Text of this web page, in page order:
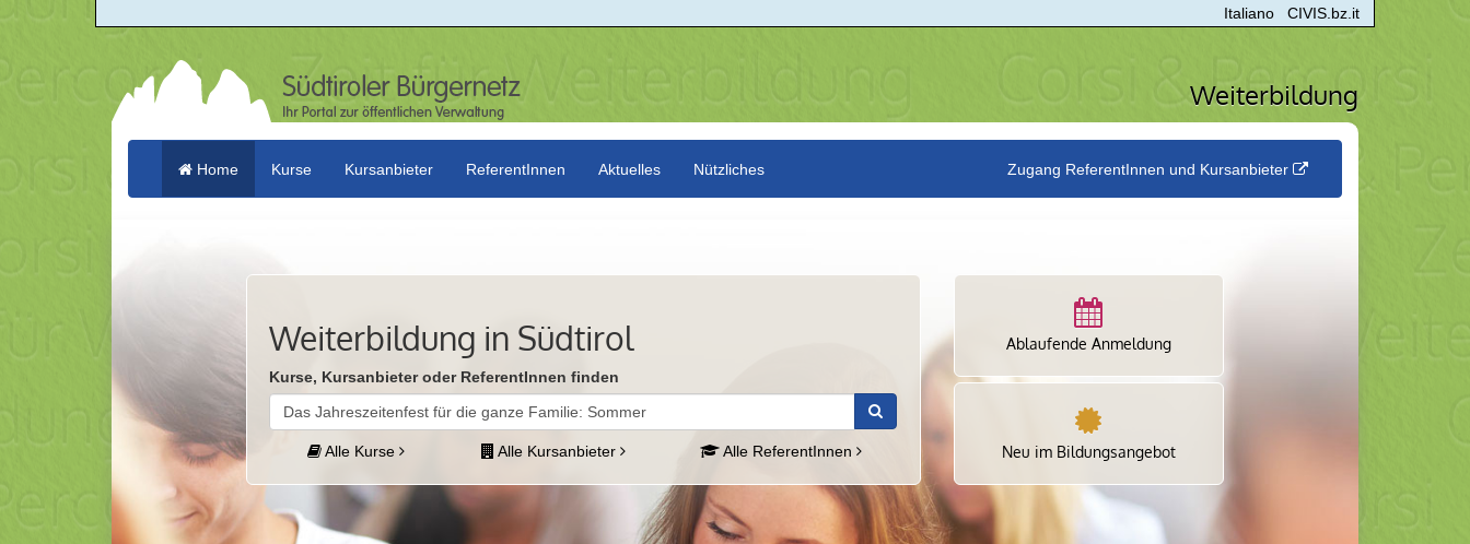
Italiano CIVIS.bz.it
Weiterbildung
Home Kurse Kursanbieter ReferentInnen Aktuelles Nützliches Zugang ReferentInnen und Kursanbieter
Weiterbildung in Südtirol
Kurse, Kursanbieter oder ReferentInnen finden
Alle Kurse Alle Kursanbieter Alle ReferentInnen
Ablaufende Anmeldung
Neu im Bildungsangebot